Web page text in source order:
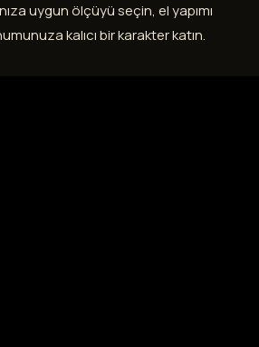
uygun ölçüyü seçin, el yapımı
kalıcı bir karakter katın.